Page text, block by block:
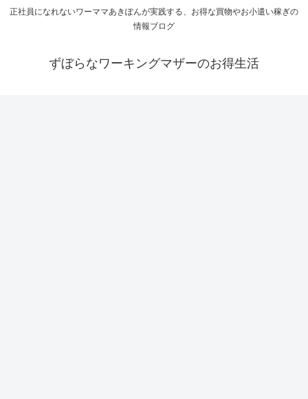
正社員になれないワーママあきぽんが実践する、お得な買物やお小遣い稼ぎの
情報ブログ
ずぼらなワーキングマザーのお得生活